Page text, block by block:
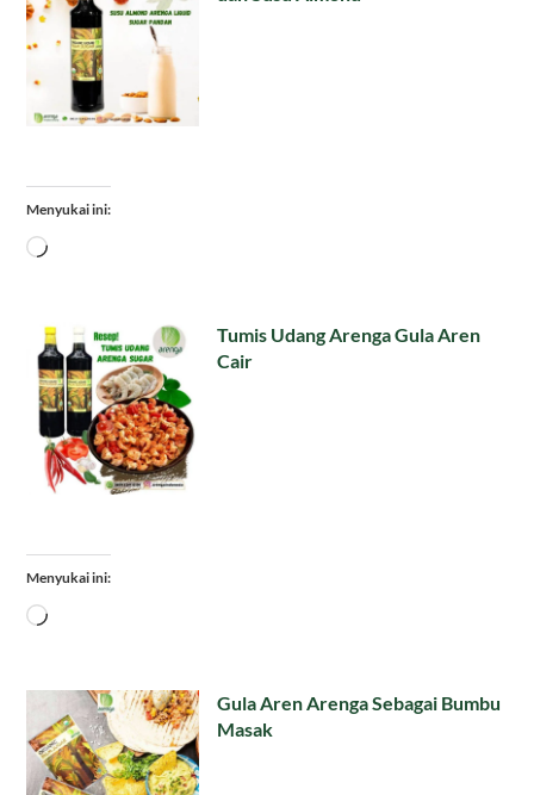
Menyukai ini:
Memuat...
Tumis Udang Arenga Gula Aren
Cair
Menyukai ini:
Memuat...
Gula Aren Arenga Sebagai Bumbu
Masak